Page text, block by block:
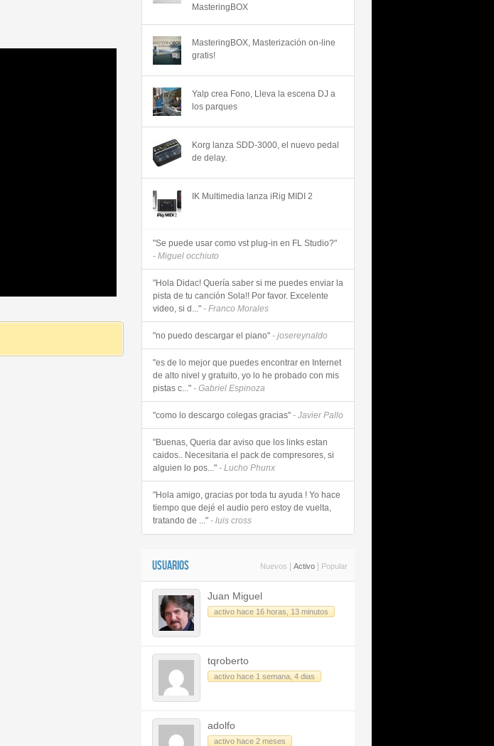
MasteringBOX
MasteringBOX, Masterización on-line
gratis!
Yalp crea Fono, Lleva la escena DJ a
los parques
Korg lanza SDD-3000, el nuevo pedal
de delay.
IK Multimedia lanza iRig MIDI 2
"Se puede usar como vst plug-in en FL Studio?"
- Miguel occhiuto
"Hola Didac! Quería saber si me puedes enviar la
pista de tu canción Sola!! Por favor. Excelente
video, si d..." - Franco Morales
"no puedo descargar el piano" - josereynaldo
"es de lo mejor que puedes encontrar en Internet
de alto nivel y gratuito, yo lo he probado con mis
pistas c..." - Gabriel Espinoza
"como lo descargo colegas gracias" - Javier Pallo
"Buenas, Queria dar aviso que los links estan
caidos.. Necesitaria el pack de compresores, si
alguien lo pos..." - Lucho Phunx
"Hola amigo, gracias por toda tu ayuda ! Yo hace
tiempo que dejé el audio pero estoy de vuelta,
tratando de ..." - luis cross
USUARIOS Nuevos Activo Popular
Juan Miguel
activo hace 16 horas, 13 minutos
tqroberto
activo hace 1 semana, 4 dias
adolfo
activo hace 2 meses